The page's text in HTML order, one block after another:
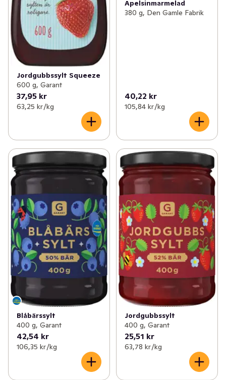
Jordgubbssylt Squeeze
600 g, Garant
37,95 kr
63,25 kr /kg
Apelsinmarmelad
380 g, Den Gamle Fabrik
40,22 kr
105,84 kr /kg
Blåbärssylt
400 g, Garant
42,54 kr
106,35 kr /kg
Jordgubbssylt
400 g, Garant
25,51 kr
63,78 kr /kg